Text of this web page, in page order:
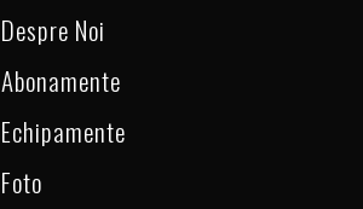
Despre Noi
Abonamente
Echipamente
Foto